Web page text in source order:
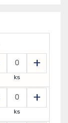
+
ks
+
ks